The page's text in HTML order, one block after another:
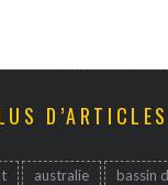
D’ARTICLES
australie
bassin